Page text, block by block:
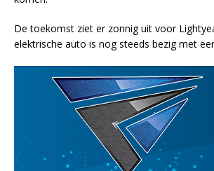
De toekomst ziet er zonnig uit voor
elektrische auto is nog steeds bezig met